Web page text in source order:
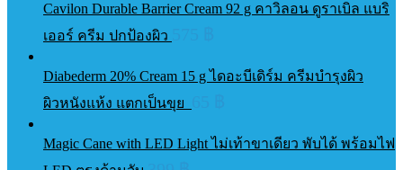
Cavilon Durable Barrier Cream 92 g คาวิลอน ดูราเบิล แบริ
เออร์ ครีม ปกป้องผิว
Diabederm 20% Cream 15 g ไดอะบีเดิร์ม ครีมบำรุงผิว
ผิวหนังแห้ง แตกเป็นขุย
Magic Cane with LED Light ไม่เท้าขาเดียว พับได้ พร้อมไฟ